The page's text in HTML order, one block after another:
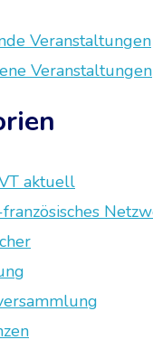
Veranstaltungen
Veranstaltungen
aktuell